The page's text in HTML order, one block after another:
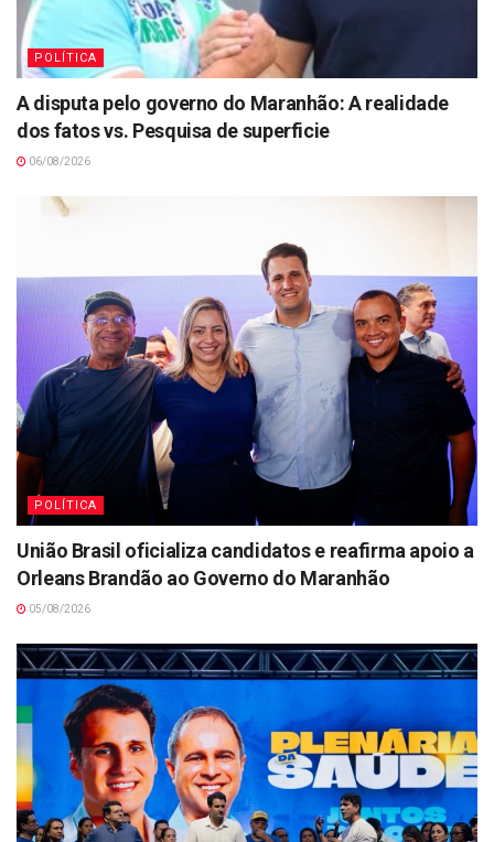
POLÍTICA
A disputa pelo governo do Maranhão: A realidade
dos fatos vs. Pesquisa de superficie
06/08/2026
POLÍTICA
União Brasil oficializa candidatos e reafirma apoio a
Orleans Brandão ao Governo do Maranhão
05/08/2026